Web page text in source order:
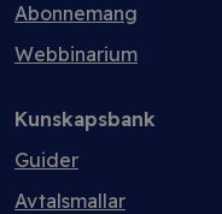
Abonnemang
Webbinarium
Kunskapsbank
Guider
Avtalsmallar